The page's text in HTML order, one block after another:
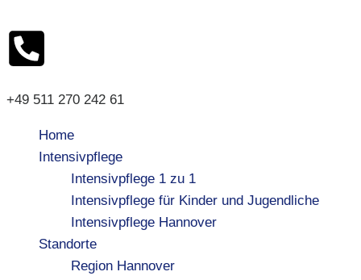
+49 511 270 242 61
Home
Intensivpflege
Intensivpflege 1 zu 1
Intensivpflege für Kinder und Jugendliche
Intensivpflege Hannover
Standorte
Region Hannover